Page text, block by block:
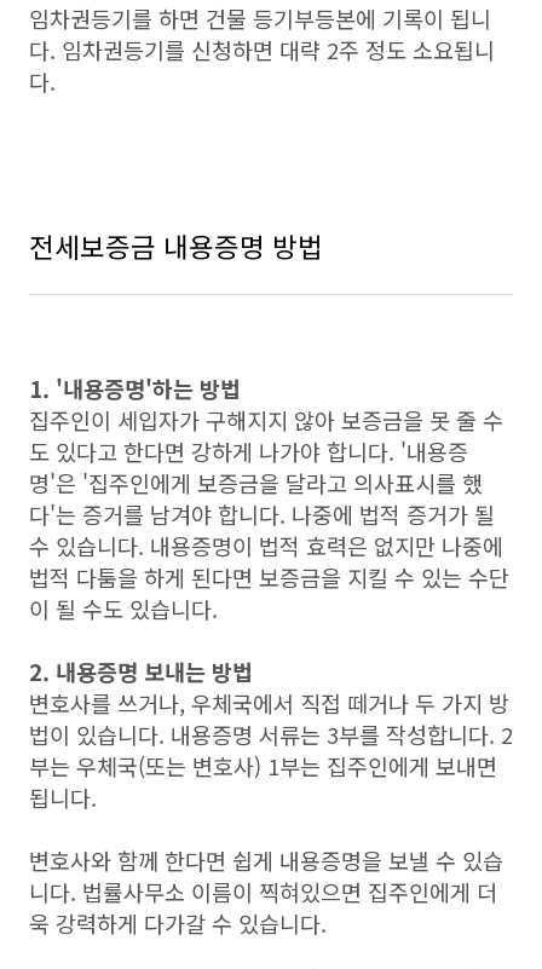
임차권등기를 하면 건물 등기부등본에 기록이 됩니
다. 임차권등기를 신청하면 대략 2주 정도 소요됩니
다.
전세보증금 내용증명 방법
1. '내용증명'하는 방법
집주인이 세입자가 구해지지 않아 보증금을 못 줄 수
도 있다고 한다면 강하게 나가야 합니다. '내용증
명'은 '집주인에게 보증금을 달라고 의사표시를 했
다'는 증거를 남겨야 합니다. 나중에 법적 증거가 될
수 있습니다. 내용증명이 법적 효력은 없지만 나중에
법적 다툼을 하게 된다면 보증금을 지킬 수 있는 수단
이 될 수도 있습니다.
2. 내용증명 보내는 방법
변호사를 쓰거나, 우체국에서 직접 떼거나 두 가지 방
법이 있습니다. 내용증명 서류는 3부를 작성합니다. 2
부는 우체국(또는 변호사) 1부는 집주인에게 보내면
됩니다.
변호사와 함께 한다면 쉽게 내용증명을 보낼 수 있습
니다. 법률사무소 이름이 찍혀있으면 집주인에게 더
욱 강력하게 다가갈 수 있습니다.